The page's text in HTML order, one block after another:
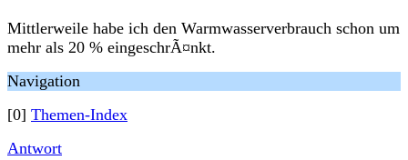
Mittlerweile habe ich den Warmwasserverbrauch schon um
mehr als 20 % eingeschrÃ¤nkt.
Navigation
[0] Themen-Index
Antwort